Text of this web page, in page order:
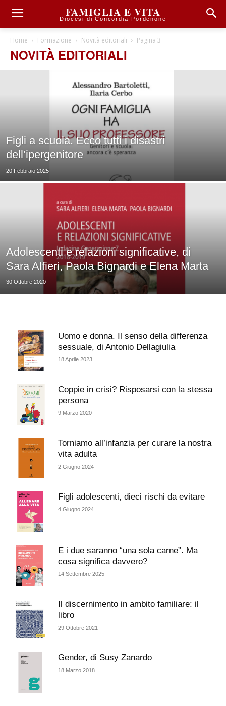
FAMIGLIA E VITA
Diocesi di Concordia-Pordenone
Home Formazione Novità editoriali Pagina 3
NOVITÀ EDITORIALI
Figli a scuola. Ecco tutti i disastri
dell’ipergenitore
20 Febbraio 2025
Adolescenti e relazioni significative, di
Sara Alfieri, Paola Bignardi e Elena Marta
30 Ottobre 2020
Uomo e donna. Il senso della differenza
sessuale, di Antonio Dellagiulia
18 Aprile 2023
Coppie in crisi? Risposarsi con la stessa
persona
9 Marzo 2020
Torniamo all’infanzia per curare la nostra
vita adulta
2 Giugno 2024
Figli adolescenti, dieci rischi da evitare
4 Giugno 2024
E i due saranno “una sola carne”. Ma
cosa significa davvero?
14 Settembre 2025
Il discernimento in ambito familiare: il
libro
29 Ottobre 2021
Gender, di Susy Zanardo
18 Marzo 2018